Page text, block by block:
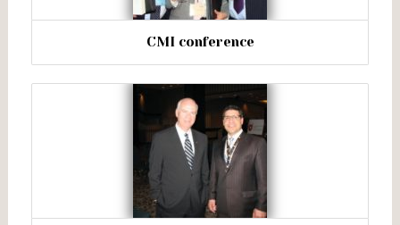
CMI conference